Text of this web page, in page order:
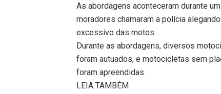
As abordagens aconteceram durante
moradores chamaram a polícia
excessivo das motos.
Durante as abordagens, diversos
foram autuados, e motocicletas sem
foram apreendidas.
LEIA TAMBÉM